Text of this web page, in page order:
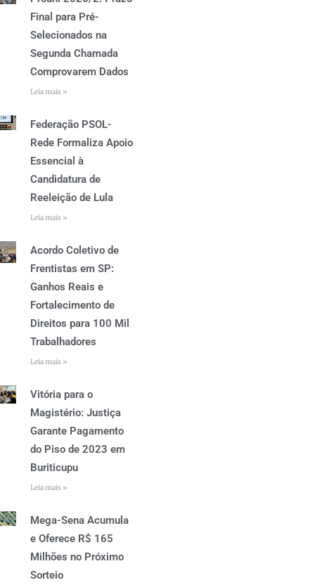
Final para Pré-
Selecionados na
Segunda Chamada
Comprovarem Dados
Leia mais »
Federação PSOL-
Rede Formaliza Apoio
Essencial à
Candidatura de
Reeleição de Lula
Leia mais »
Acordo Coletivo de
Frentistas em SP:
Ganhos Reais e
Fortalecimento de
Direitos para 100 Mil
Trabalhadores
Leia mais »
Vitória para o
Magistério: Justiça
Garante Pagamento
do Piso de 2023 em
Buriticupu
Leia mais »
Mega-Sena Acumula
e Oferece R$ 165
Milhões no Próximo
Sorteio